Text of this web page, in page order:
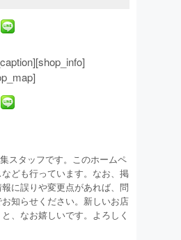
スタッフです。このホームペ
ども行っています。なお、掲
に誤りや変更点があれば、問
知らせください。新しいお店
、なお嬉しいです。よろしく